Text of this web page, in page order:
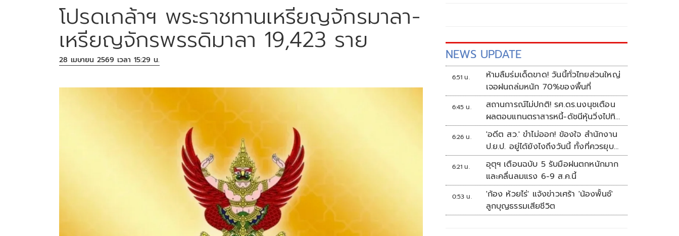
โปรดเกล้าฯ พระราชทานเหรียญจักรมาลา-
เหรียญจักรพรรดิมาลา 19,423 ราย
28 เมษายน 2569 เวลา 15:29 น. NEWS UPDATE
6:51 น.
ห้ามลืมร่มเด็ดขาด! วันนี้ทั่วไทยส่วนใหญ่
เจอฝนถล่มหนัก 70%ของพื้นที่
6:45 น.
สถานการณ์ไม่ปกติ! รศ.ดร.นงนุชเตือน
ผลตอบแทนตราสารหนี้-ดัชนีหุ้นวิ่งไปทิศ
เดียวกัน
6:26 น.
'อดีต สว.' ขำไม่ออก! ข้องใจ สำนักงาน
ป.ย.ป. อยู่ได้ยังไงถึงวันนี้ ทั้งที่ควรยุบ
ตั้งแต่ปี 66
6:21 น.
อุตุฯ เตือนฉบับ 5 รับมือฝนตกหนักมาก
และคลื่นลมแรง 6-9 ส.ค.นี้
0:53 น.
'ก้อง ห้วยไร่' แจ้งข่าวเศร้า 'น้องพั้นช์'
ลูกบุญธรรมเสียชีวิต